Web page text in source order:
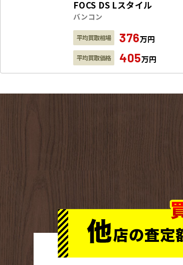
FOCS DS Lスタイル
バンコン
平均買取相場 376万円
平均買取価格 405万円